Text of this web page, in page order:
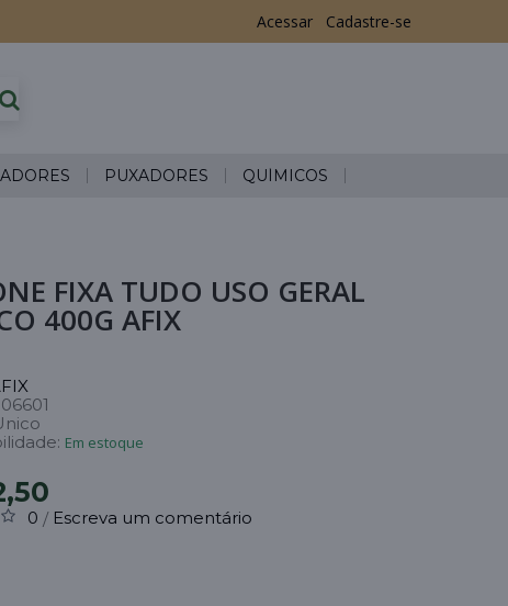
Acessar Cadastre-se
PUXADORES QUÍMICOS
FIXA TUDO USO GERAL
400G AFIX
06601
Em estoque
0 / Escreva um comentário